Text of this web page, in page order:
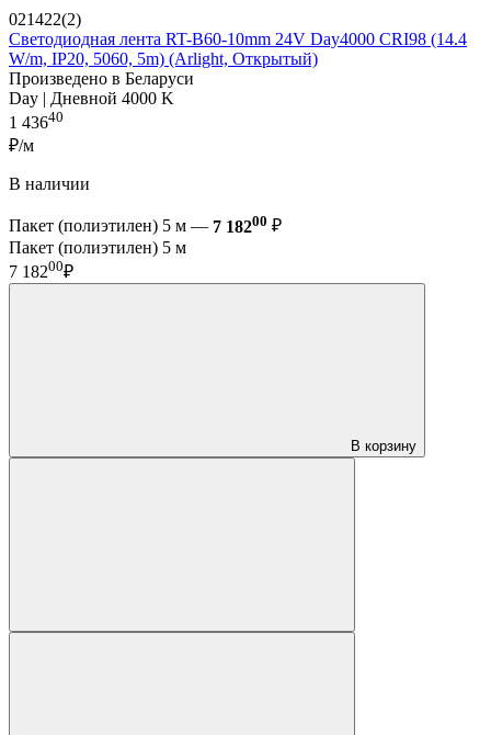
021422(2)
Светодиодная лента RT-B60-10mm 24V Day4000 CRI98 (14.4
W/m, IP20, 5060, 5m) (Arlight, Открытый)
Произведено в Беларуси
Day | Дневной 4000 K
1 43640
₽/м
В наличии
Пакет (полиэтилен) 5 м — 7 18200 ₽
Пакет (полиэтилен) 5 м
7 18200₽
В корзину